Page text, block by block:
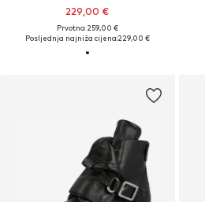
229,00 €
Prvotno: 259,00 €
Posljednja najniža cijena:229,00 €